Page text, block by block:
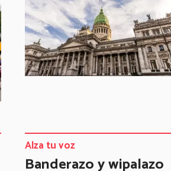
Banderazo y wipalazo
Alza tu voz